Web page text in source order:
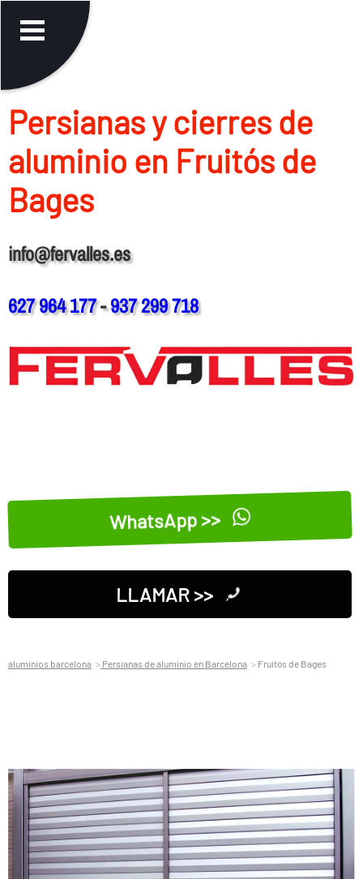
Persianas y cierres de
aluminio en Fruitós de
Bages
info@fervalles.es
627 964 177-937 299 718
WhatsApp >>
LLAMAR >>
aluminios barcelona Persianas de aluminio en Barcelona Fruitós de Bages